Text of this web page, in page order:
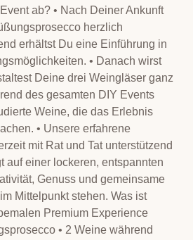
ab? • Nach Deiner Ankunft
herzlich
erhältst Du eine Einführung in
• Danach wirst
Deine drei Weingläser ganz
des gesamten DIY Events
Weine, die das Erlebnis
• Unsere erfahrene
mit Rat und Tat unterstützend
auf einer lockeren, entspannten
Genuss und gemeinsame
Mittelpunkt stehen. Was ist
Premium Experience
• 2 Weine während